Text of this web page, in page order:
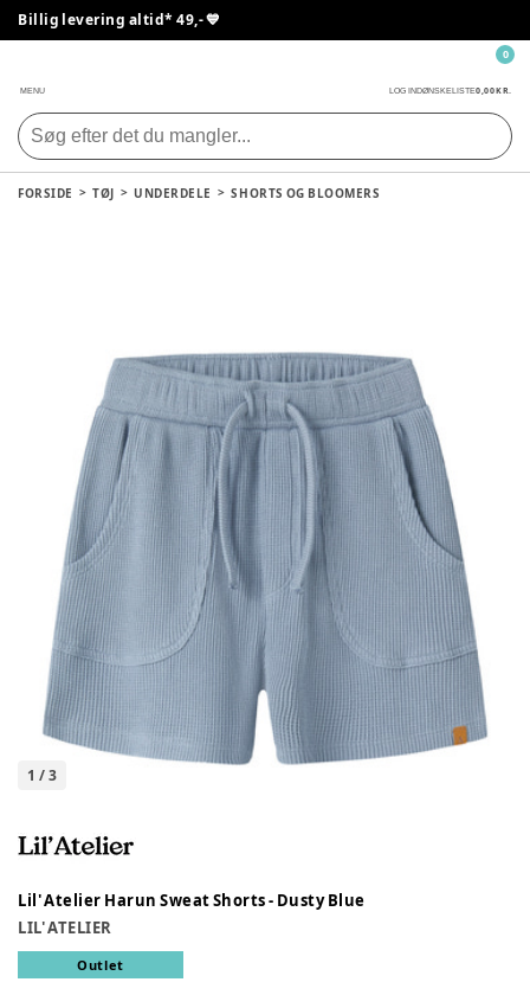
Billig levering altid* 49,- 💙
MENU LOG INDØNSKELISTE0,00 KR.
0
FORSIDE TØJ UNDERDELE SHORTS OG BLOOMERS
1 /3
Lil' Atelier Harun Sweat Shorts - Dusty Blue
LIL' ATELIER
Outlet